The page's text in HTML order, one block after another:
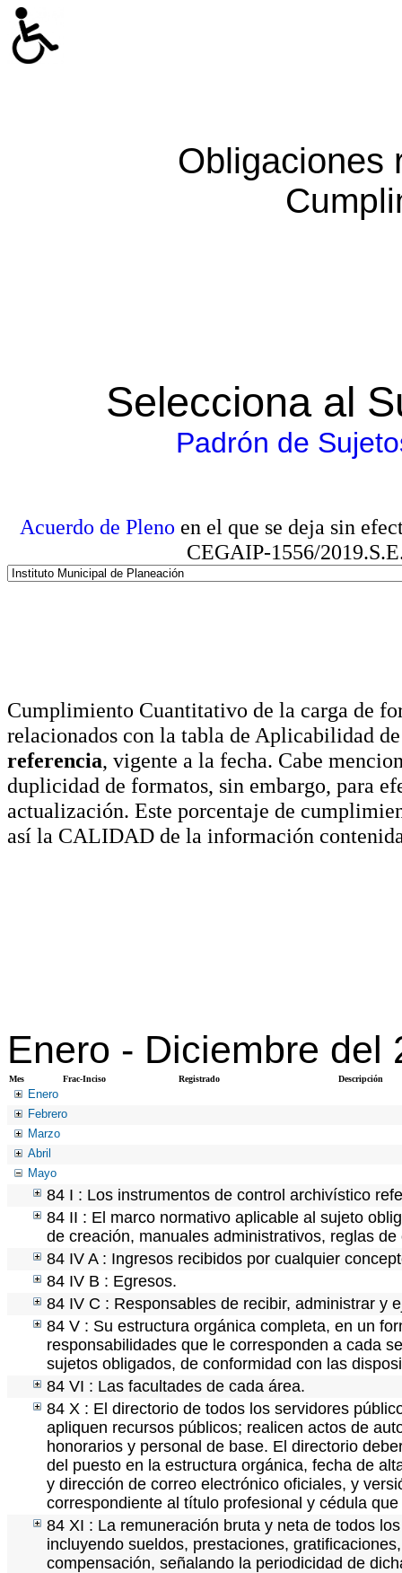
Obligaciones
Selecciona al
Padrón de
Acuerdo de Pleno en el que se deja sin
CEGAIP-1556/
Cumplimiento Cuantitativo de la carga de
relacionados con la tabla de Aplicabilidad
referencia, vigente a la fecha. Cabe
duplicidad de formatos, sin embargo, para
actualización. Este porcentaje de
así la CALIDAD de la información
Enero - Diciembre del
Mes Frac-Inciso Registrado Descripción
Enero
Febrero
Marzo
Abril
Mayo
84 I : Los instrumentos de control archivístico
84 II : El marco normativo aplicable al sujeto
de creación, manuales administrativos, reglas
84 IV A : Ingresos recibidos por cualquier
84 IV B : Egresos.
84 IV C : Responsables de recibir, administrar y
84 V : Su estructura orgánica completa, en un
responsabilidades que le corresponden a cada
sujetos obligados, de conformidad con las
84 VI : Las facultades de cada área.
84 X : El directorio de todos los servidores
apliquen recursos públicos; realicen actos de
honorarios y personal de base. El directorio
del puesto en la estructura orgánica, fecha de
y dirección de correo electrónico oficiales, y
correspondiente al título profesional y cédula
84 XI : La remuneración bruta y neta de todos
incluyendo sueldos, prestaciones,
compensación, señalando la periodicidad de